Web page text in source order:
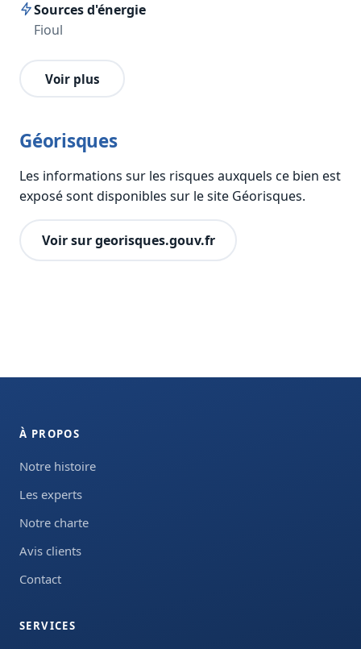
Sources d'énergie
Fioul
Voir plus
Géorisques
Les informations sur les risques auxquels ce bien est
exposé sont disponibles sur le site Géorisques.
Voir sur georisques.gouv.fr
À PROPOS
Notre histoire
Les experts
Notre charte
Avis clients
Contact
SERVICES